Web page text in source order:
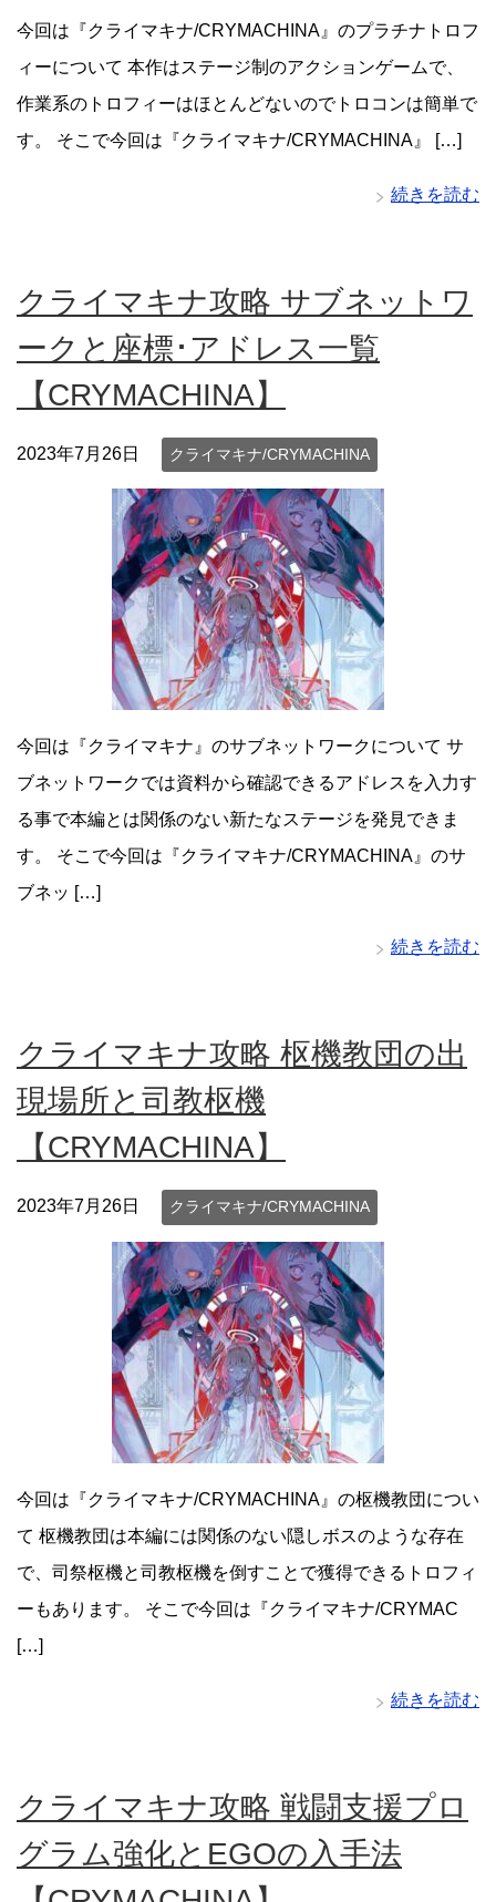
今回は『クライマキナ/CRYMACHINA』のプラチナトロフ
ィーについて 本作はステージ制のアクションゲームで、
作業系のトロフィーはほとんどないのでトロコンは簡単で
す。 そこで今回は『クライマキナ/CRYMACHINA』 […]
続きを読む
クライマキナ攻略 サブネットワ
ークと座標･アドレス一覧
【CRYMACHINA】
2023年7月26日 クライマキナ/CRYMACHINA
今回は『クライマキナ』のサブネットワークについて サ
ブネットワークでは資料から確認できるアドレスを入力す
る事で本編とは関係のない新たなステージを発見できま
す。 そこで今回は『クライマキナ/CRYMACHINA』のサ
ブネッ […]
続きを読む
クライマキナ攻略 枢機教団の出
現場所と司教枢機
【CRYMACHINA】
2023年7月26日 クライマキナ/CRYMACHINA
今回は『クライマキナ/CRYMACHINA』の枢機教団につい
て 枢機教団は本編には関係のない隠しボスのような存在
で、司祭枢機と司教枢機を倒すことで獲得できるトロフィ
ーもあります。 そこで今回は『クライマキナ/CRYMAC
[…]
続きを読む
クライマキナ攻略 戦闘支援プロ
グラム強化とEGOの入手法